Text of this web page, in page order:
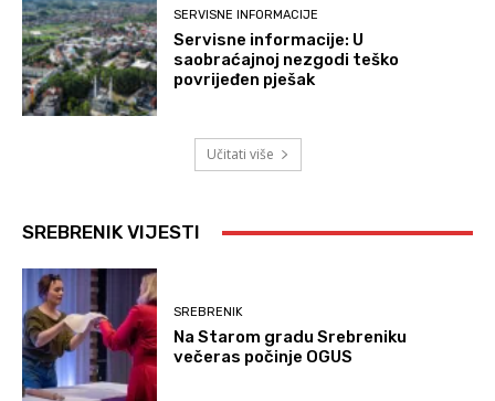
SERVISNE INFORMACIJE
Servisne informacije: U
saobraćajnoj nezgodi teško
povrijeđen pješak
Učitati više
SREBRENIK VIJESTI
SREBRENIK
Na Starom gradu Srebreniku
večeras počinje OGUS